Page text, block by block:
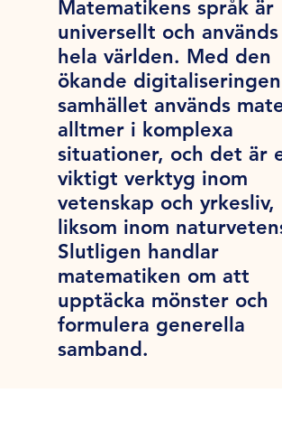
Matematikens språk är
universellt och
hela världen. Med den
ökande
samhället används
alltmer i komplexa
situationer, och det är
viktigt verktyg inom
vetenskap och yrkesliv,
liksom inom
Slutligen handlar
matematiken om att
upptäcka mönster och
formulera generella
samband.